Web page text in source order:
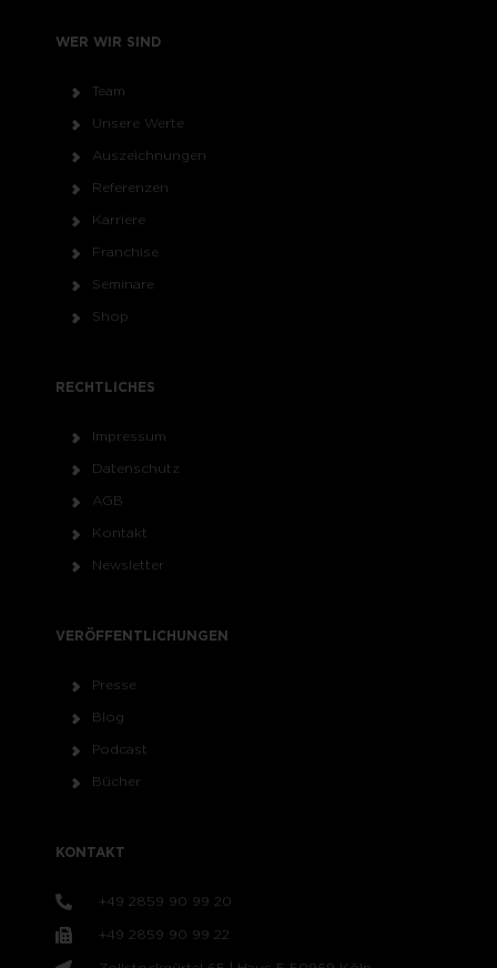
WER WIR SIND
Team
Unsere Werte
Auszeichnungen
Referenzen
Karriere
Franchise
Seminare
Shop
RECHTLICHES
Impressum
Datenschutz
AGB
Kontakt
Newsletter
VERÖFFENTLICHUNGEN
Presse
Blog
Podcast
Bücher
KONTAKT
+49 2859 90 99 20
+49 2859 90 99 22